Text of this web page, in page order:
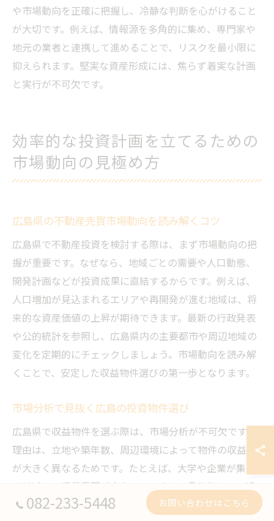
や市場動向を正確に把握し、冷静な判断を心がけること
が大切です。例えば、情報源を多角的に集め、専門家や
地元の業者と連携して進めることで、リスクを最小限に
抑えられます。堅実な資産形成には、焦らず着実な計画
と実行が不可欠です。
効率的な投資計画を立てるための
市場動向の見極め方
広島県の不動産売買市場動向を読み解くコツ
広島県で不動産投資を検討する際は、まず市場動向の把
握が重要です。なぜなら、地域ごとの需要や人口動態、
開発計画などが投資成果に直結するからです。例えば、
人口増加が見込まれるエリアや再開発が進む地域は、将
来的な資産価値の上昇が期待できます。最新の行政発表
や公的統計を参照し、広島県内の主要都市や周辺地域の
変化を定期的にチェックしましょう。市場動向を読み解
くことで、安定した収益物件選びの第一歩となります。
市場分析で見抜く広島の投資物件選び
広島県で収益物件を選ぶ際は、市場分析が不可欠です。
理由は、立地や築年数、周辺環境によって物件の収益性
が大きく異なるためです。たとえば、大学や企業が集ま
る地域では賃貸需要が安定しています。具体的には、過
去の売買データや賃料相場、空室率などの数字を比較
082-233-5448 お問い合わせはこちら